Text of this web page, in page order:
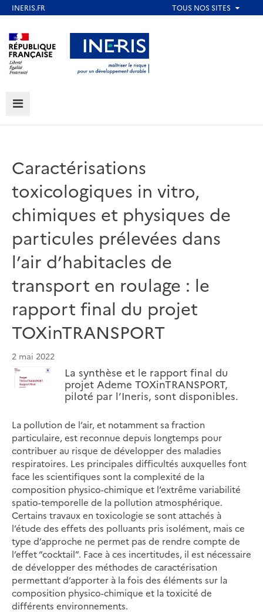
au
contenu
principal
Aller au contenu Aller au menu
Aller au pied de page
MENU
Caractérisations
toxicologiques in vitro,
chimiques et physiques de
particules prélevées dans
l’air d’habitacles de
transport en roulage : le
rapport final du projet
TOXinTRANSPORT
2 mai 2022
La synthèse et le rapport final du
projet Ademe TOXinTRANSPORT,
piloté par l’Ineris, sont disponibles.
La pollution de l’air, et notamment sa fraction
particulaire, est reconnue depuis longtemps pour
contribuer au risque de développer des maladies
respiratoires. Les principales difficultés auxquelles font
face les scientifiques sont la complexité de la
composition physico-chimique et l’extrême variabilité
spatio-temporelle de la pollution atmosphérique.
Certains travaux en toxicologie se sont attachés à
l’étude des effets des polluants pris isolément, mais ce
type d’approche ne permet pas de rendre compte de
l’effet “cocktail”. Face à ces incertitudes, il est nécessaire
de développer des méthodes de caractérisation
permettant d’apporter à la fois des éléments sur la
composition physico-chimique et la toxicité de
différents environnements.